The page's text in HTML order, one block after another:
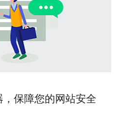
保障您的网站安全